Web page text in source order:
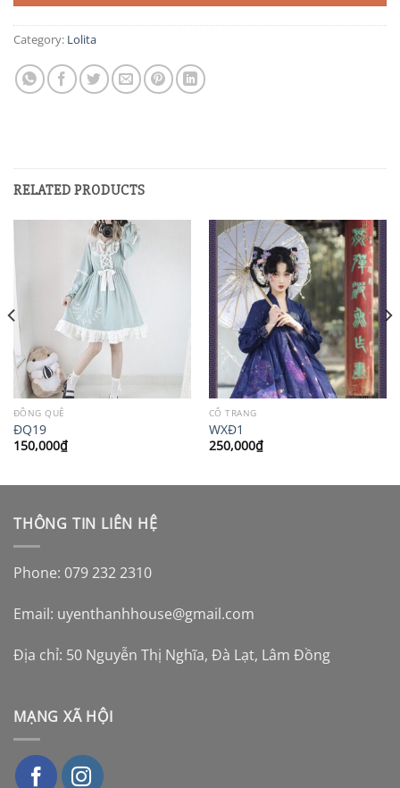
Category: Lolita
RELATED PRODUCTS
ĐỒNG QUÊ
ĐQ19
150,000₫
CỔ TRANG
WXĐ1
250,000₫
THÔNG TIN LIÊN HỆ
Phone: 079 232 2310
Email: uyenthanhhouse@gmail.com
Địa chỉ: 50 Nguyễn Thị Nghĩa, Đà Lạt, Lâm Đồng
MẠNG XÃ HỘI